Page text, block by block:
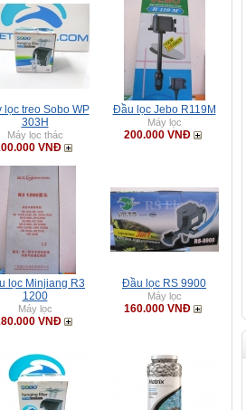
lọc treo Sobo WP
303H
Máy lọc thác
VNĐ
Đầu lọc Jebo R119M
Máy lọc
200.000 VNĐ
lọc Minjiang R3
1200
Máy lọc
VNĐ
Đầu lọc RS 9900
Máy lọc
160.000 VNĐ